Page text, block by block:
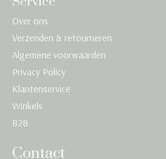
Over ons
Verzenden & retourneren
Algemene voorwaarden
Privacy Policy
Klantenservice
Winkels
B2B
Contact